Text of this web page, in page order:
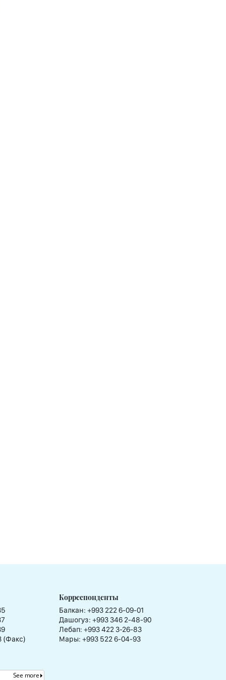
(Факс)
Корреспонденты
Балкан: +993 222 6-09-01
Дашогуз: +993 346 2-48-90
Лебап: +993 422 3-26-83
Мары: +993 522 6-04-93